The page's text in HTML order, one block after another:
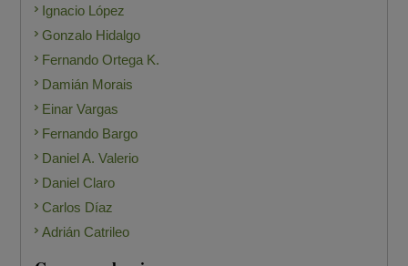
Ignacio López
Gonzalo Hidalgo
Fernando Ortega K.
Damián Morais
Einar Vargas
Fernando Bargo
Daniel A. Valerio
Daniel Claro
Carlos Díaz
Adrián Catrileo